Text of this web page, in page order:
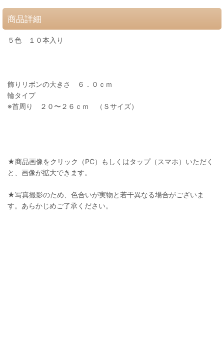
商品詳細
５色 １０本入り
飾りリボンの大きさ ６．０ｃｍ
輪タイプ
※首周り ２０〜２６ｃｍ （Ｓサイズ）
★商品画像をクリック（PC）もしくはタップ（スマホ）いただく
と、画像が拡大できます。
★写真撮影のため、色合いが実物と若干異なる場合がございま
す。あらかじめご了承ください。